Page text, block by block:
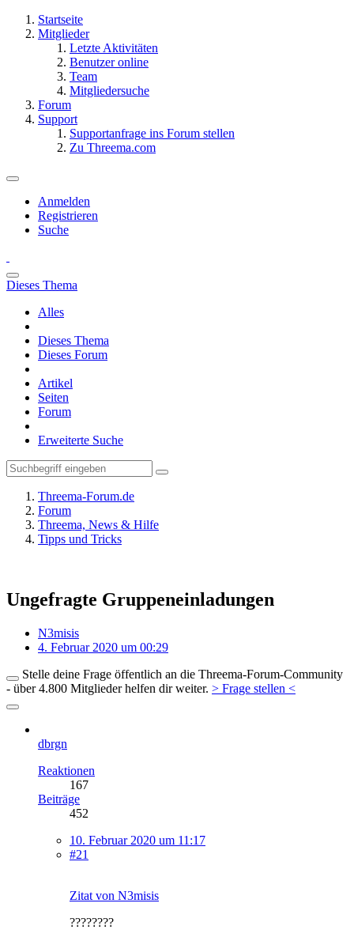
Startseite
Mitglieder
Letzte Aktivitäten
Benutzer online
Team
Mitgliedersuche
Forum
Support
Supportanfrage ins Forum stellen
Zu Threema.com
Anmelden
Registrieren
Suche
Dieses Thema
Alles
Dieses Thema
Dieses Forum
Artikel
Seiten
Forum
Erweiterte Suche
Threema-Forum.de
Forum
Threema, News & Hilfe
Tipps und Tricks
Ungefragte Gruppeneinladungen
N3misis
4. Februar 2020 um 00:29
Stelle deine Frage öffentlich an die Threema-Forum-Community
- über 4.800 Mitglieder helfen dir weiter. > Frage stellen <
dbrgn
Reaktionen
167
Beiträge
452
10. Februar 2020 um 11:17
#21
Zitat von N3misis
????????